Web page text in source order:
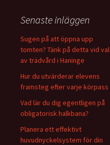
Senaste inläggen
Sugen på att öppna upp
tomten? Tänk på detta vid val
av trädvård i Haninge
Hur du utvärderar elevens
framsteg efter varje körpass
Vad lär du dig egentligen på
obligatorisk halkbana?
Planera ett effektivt
huvudnyckelsystem för din